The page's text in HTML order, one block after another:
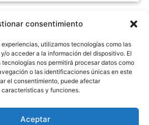
consentimiento
utilizamos tecnologías como las
o acceder a la información del dispositivo. El
nos permitirá procesar datos como
o las identificaciones únicas en este
el consentimiento, puede afectar
y funciones.
Aceptar
Mapa web
UNIÓN EUROPEA CON EL PROGRAMA KIT
FONDOS NEXT GENERATION (EU) DEL
RECUPERACIÓN Y RESILENCIA
Empresas – Todos los derechos reservados.